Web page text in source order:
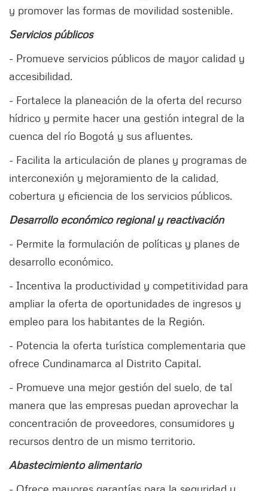
y promover las formas de movilidad sostenible.
Servicios públicos
- Promueve servicios públicos de mayor calidad y
accesibilidad.
- Fortalece la planeación de la oferta del recurso
hídrico y permite hacer una gestión integral de la
cuenca del río Bogotá y sus afluentes.
- Facilita la articulación de planes y programas de
interconexión y mejoramiento de la calidad,
cobertura y eficiencia de los servicios públicos.
Desarrollo económico regional y reactivación
- Permite la formulación de políticas y planes de
desarrollo económico.
- Incentiva la productividad y competitividad para
ampliar la oferta de oportunidades de ingresos y
empleo para los habitantes de la Región.
- Potencia la oferta turística complementaria que
ofrece Cundinamarca al Distrito Capital.
- Promueve una mejor gestión del suelo, de tal
manera que las empresas puedan aprovechar la
concentración de proveedores, consumidores y
recursos dentro de un mismo territorio.
Abastecimiento alimentario